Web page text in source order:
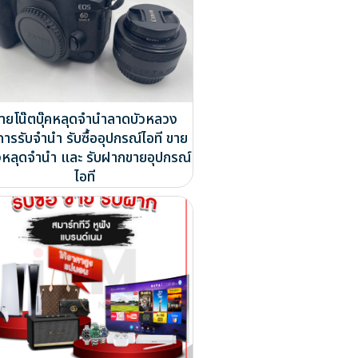
ยโน๊ตบุ๊คหลุดจำนำลาดบัวหลวง
รรับจำนำ รับซื้ออุปกรณ์ไอที ขาย
ลุดจำนำ และ รับฝากขายอุปกรณ์
ไอที